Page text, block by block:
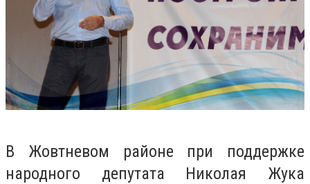
В Жовтневом районе при поддержке
народного депутата Николая Жука